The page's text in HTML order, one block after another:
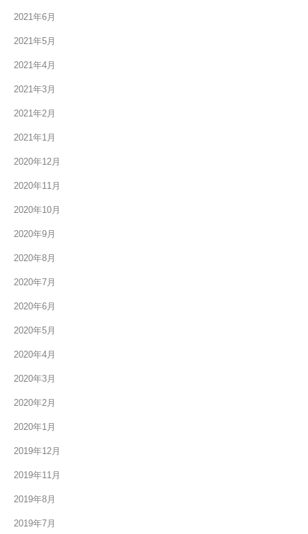
2021年6月
2021年5月
2021年4月
2021年3月
2021年2月
2021年1月
2020年12月
2020年11月
2020年10月
2020年9月
2020年8月
2020年7月
2020年6月
2020年5月
2020年4月
2020年3月
2020年2月
2020年1月
2019年12月
2019年11月
2019年8月
2019年7月